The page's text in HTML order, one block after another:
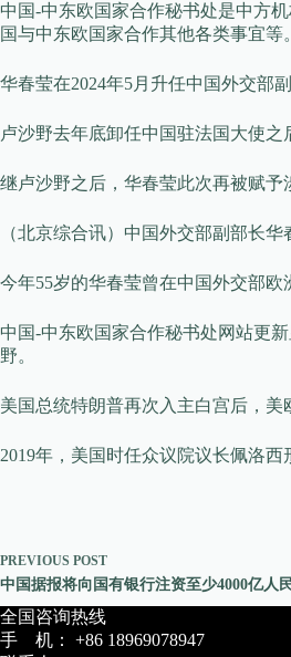
中国-中东欧国家合作秘书处是中方
国与中东欧国家合作其他各类事宜等。
华春莹在2024年5月升任中国外交部
卢沙野去年底卸任中国驻法国大使
继卢沙野之后，华春莹此次再被赋予
（北京综合讯）中国外交部副部长
今年55岁的华春莹曾在中国外交部
中国-中东欧国家合作秘书处网站更
野。
美国总统特朗普再次入主白宫后，
2019年，美国时任众议院议长佩洛西
PREVIOUS POST
中国据报将向国有银行注资至少4000亿人
全国咨询热线
手 机： +86 18969078947